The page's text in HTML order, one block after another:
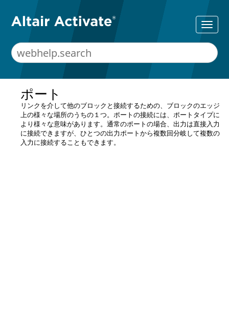
ポート
リンクを介して他のブロックと接続するための、ブロックのエッジ
上の様々な場所のうちの１つ。ポートの接続には、ポートタイプに
より様々な意味があります。通常のポートの場合、出力は直接入力
に接続できますが、ひとつの出力ポートから複数回分岐して複数の
入力に接続することもできます。